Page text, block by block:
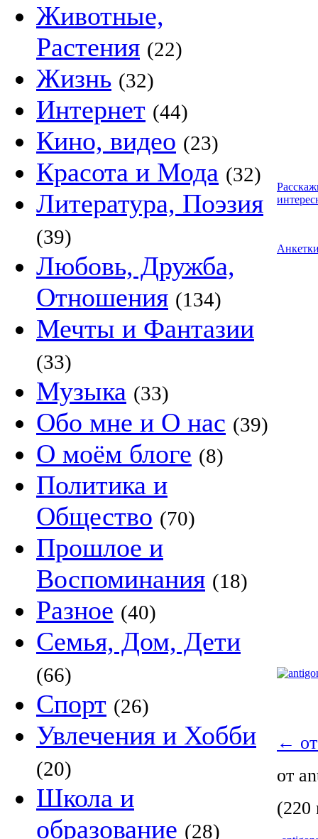
Животные,
Растения (22)
Жизнь (32)
Интернет (44)
Кино, видео (23)
Красота и Мода (32)
Литература, Поэзия
(39)
Любовь, Дружба,
Отношения (134)
Мечты и Фантазии
(33)
Музыка (33)
Обо мне и О нас (39)
О моём блоге (8)
Политика и
Общество (70)
Прошлое и
Воспоминания (18)
Разное (40)
Семья, Дом, Дети
(66)
Спорт (26)
Увлечения и Хобби
(20)
Школа и
образование (28)
←
от
(220